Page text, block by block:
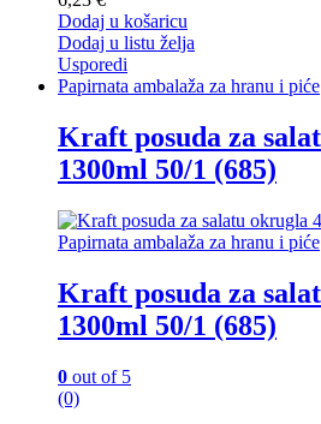
Dodaj u košaricu
Dodaj u listu želja
Usporedi
Papirnata ambalaža za hranu i piće
Kraft posuda za
1300ml 50/1 (685)
Papirnata ambalaža za hranu i piće
Kraft posuda za
1300ml 50/1 (685)
0 out of 5
(0)